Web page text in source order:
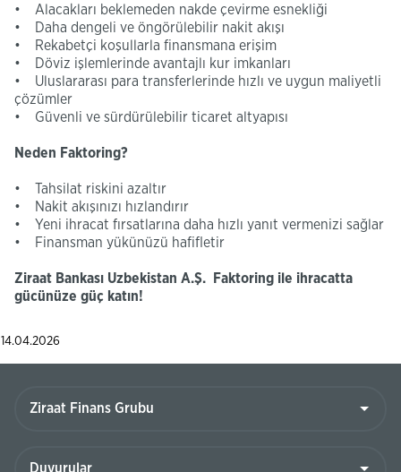
• Alacakları beklemeden nakde çevirme esnekliği
• Daha dengeli ve öngörülebilir nakit akışı
• Rekabetçi koşullarla finansmana erişim
• Döviz işlemlerinde avantajlı kur imkanları
• Uluslararası para transferlerinde hızlı ve uygun maliyetli
çözümler
• Güvenli ve sürdürülebilir ticaret altyapısı
Neden Faktoring?
• Tahsilat riskini azaltır
• Nakit akışınızı hızlandırır
• Yeni ihracat fırsatlarına daha hızlı yanıt vermenizi sağlar
• Finansman yükünüzü hafifletir
Ziraat Bankası Uzbekistan A.Ş. Faktoring ile ihracatta
gücünüze güç katın!
14.04.2026